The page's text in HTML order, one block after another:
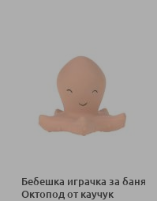
Бебешка играчка за баня
Октопод от каучук